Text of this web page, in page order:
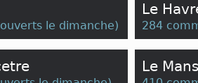
ouverts le dimanche)
Le
284
Le Mans